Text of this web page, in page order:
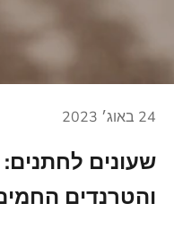
24 באוג׳ 2023
שעונים
והטרנדים